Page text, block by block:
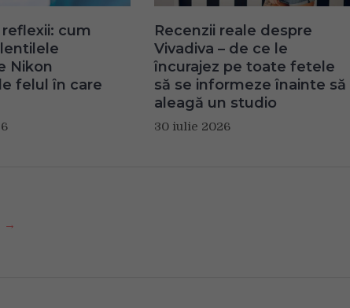
cum
Nikon
felul în care
Recenzii reale despre
Vivadiva – de ce le
încurajez pe toate fetele
să se informeze înainte să
aleagă un studio
30 iulie 2026
→